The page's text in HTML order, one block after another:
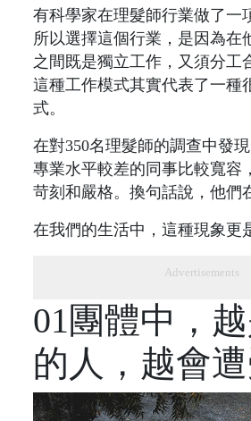
有科學家在理髮師行業做了一
所以選擇這個行業，是因為在
之間既​​是獨立工作，又須分工
這種工作模式其實代表了一種
式。
在對350名理髮師的調查中發
專業水平較差的同事比較寬容
苛刻和嚴格。換句話說，他們
在我們的生活中，這種現象更
Advertisements
01團體中，
的人，越會